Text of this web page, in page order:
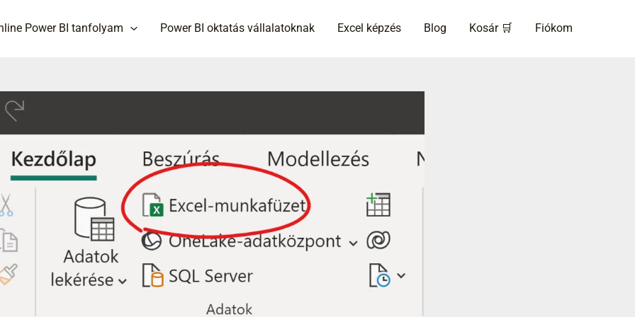
Power BI tanfolyam Power BI oktatás vállalatoknak Excel képzés Blog Kosár 🛒 Fiókom